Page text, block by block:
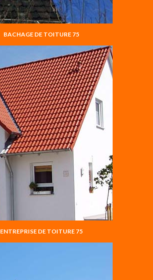
BACHAGE DE TOITURE 75
ENTREPRISE DE TOITURE 75